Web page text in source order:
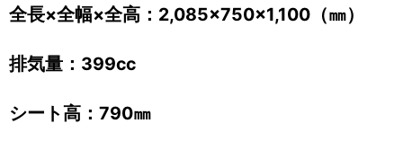
全長×全幅×全高：2,085×750×1,100（㎜）
排気量：399cc
シート高：790㎜